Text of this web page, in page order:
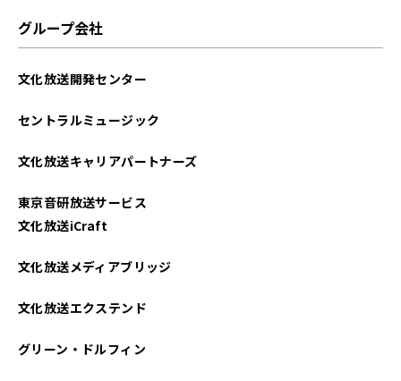
グループ会社
文化放送開発センター
セントラルミュージック
文化放送キャリアパートナーズ
東京音研放送サービス
文化放送iCraft
文化放送メディアブリッジ
文化放送エクステンド
グリーン・ドルフィン